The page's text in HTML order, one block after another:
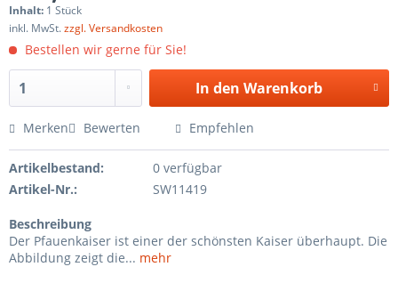
Inhalt: 1 Stück
inkl. MwSt.zzgl. Versandkosten
Bestellen wir gerne für Sie!
In den Warenkorb
Merken Bewerten Empfehlen
Artikelbestand:
0 verfügbar
Artikel-Nr.:
SW11419
Beschreibung
Der Pfauenkaiser ist einer der schönsten Kaiser überhaupt. Die
Abbildung zeigt die... mehr